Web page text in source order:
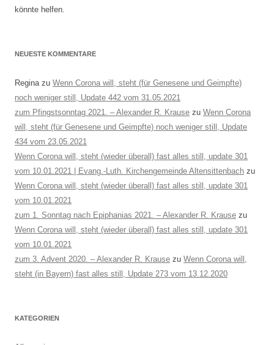
könnte helfen.
NEUESTE KOMMENTARE
Reginazu Wenn Corona will, steht (für Genesene und Geimpfte)
noch weniger still, Update 442 vom 31.05.2021
zum Pfingstsonntag 2021. – Alexander R. Krause zu Wenn Corona
will, steht (für Genesene und Geimpfte) noch weniger still, Update
434 vom 23.05.2021
Wenn Corona will, steht (wieder überall) fast alles still, update 301
vom 10.01.2021 | Evang.-Luth. Kirchengemeinde Altensittenbach zu
Wenn Corona will, steht (wieder überall) fast alles still, update 301
vom 10.01.2021
zum 1. Sonntag nach Epiphanias 2021. – Alexander R. Krause zu
Wenn Corona will, steht (wieder überall) fast alles still, update 301
vom 10.01.2021
zum 3. Advent 2020. – Alexander R. Krause zu Wenn Corona will,
steht (in Bayern) fast alles still, Update 273 vom 13.12.2020
KATEGORIEN